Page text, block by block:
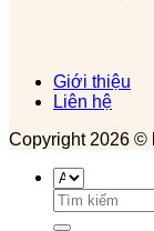
Giới thiệu
Liên hệ
Copyright 2026 ©
Tìm
kiếm: